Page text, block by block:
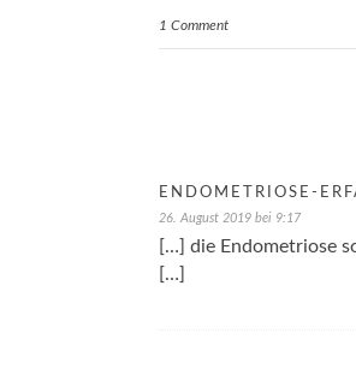
1 Comment
ENDOMETRIOSE-
26. August 2019 bei 9:17
[…] die Endometriose
[…]